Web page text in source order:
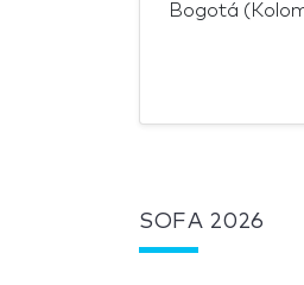
Bogotá
SOFA 2026